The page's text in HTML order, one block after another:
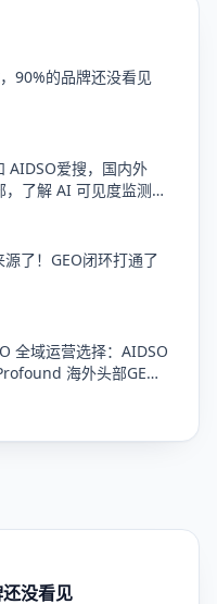
90%的品牌还没看见
AIDSO爱搜，国内外
，了解 AI 可见度监测全
了！GEO闭环打通了
全域运营选择：AIDSO
海外头部GEO
没看见